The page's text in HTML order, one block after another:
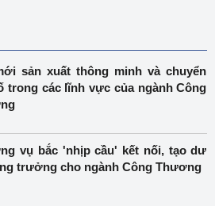
sản xuất thông minh và chuyển
trong các lĩnh vực của ngành Công
vụ bắc 'nhịp cầu' kết nối, tạo dư
trưởng cho ngành Công Thương